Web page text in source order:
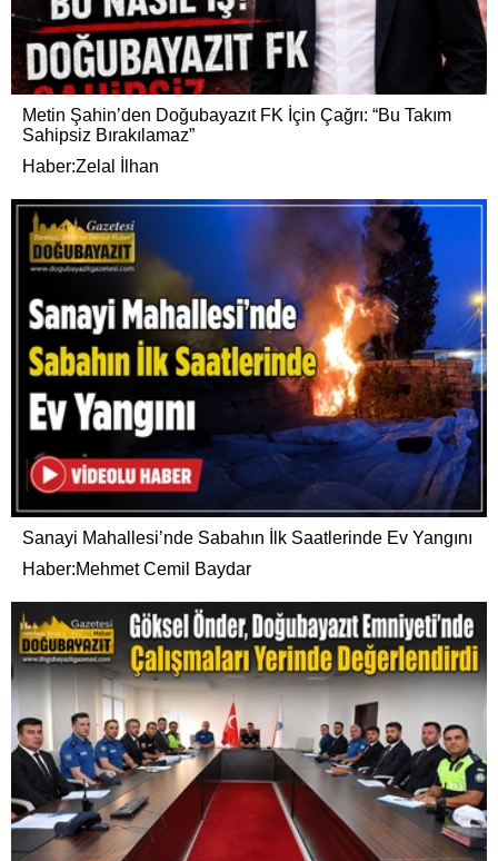
Metin Şahin’den Doğubayazıt FK İçin Çağrı: “Bu Takım
Sahipsiz Bırakılamaz”
Haber:Zelal İlhan
Sanayi Mahallesi’nde Sabahın İlk Saatlerinde Ev Yangını
Haber:Mehmet Cemil Baydar